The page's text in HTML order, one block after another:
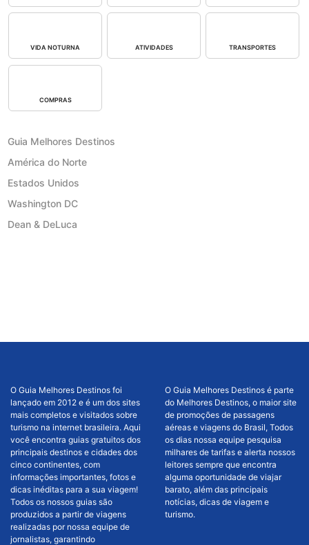
VIDA NOTURNA ATIVIDADES TRANSPORTES
COMPRAS
Guia Melhores Destinos
América do Norte
Estados Unidos
Washington DC
Dean & DeLuca
O Guia Melhores Destinos foi
lançado em 2012 e é um dos sites
mais completos e visitados sobre
turismo na internet brasileira. Aqui
você encontra guias gratuitos dos
principais destinos e cidades dos
cinco continentes, com
informações importantes, fotos e
dicas inéditas para a sua viagem!
Todos os nossos guias são
produzidos a partir de viagens
realizadas por nossa equipe de
jornalistas, garantindo
O Guia Melhores Destinos é parte
do Melhores Destinos, o maior site
de promoções de passagens
aéreas e viagens do Brasil, Todos
os dias nossa equipe pesquisa
milhares de tarifas e alerta nossos
leitores sempre que encontra
alguma oportunidade de viajar
barato, além das principais
notícias, dicas de viagem e
turismo.